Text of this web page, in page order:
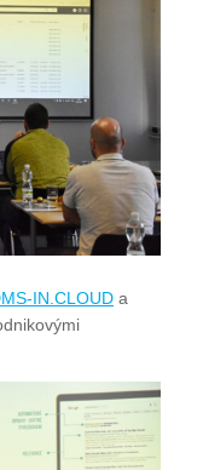
IN.CLOUD a